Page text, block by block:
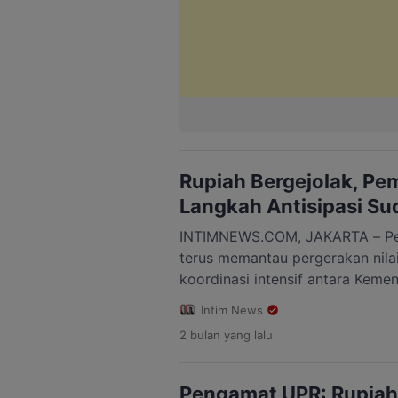
Rupiah Bergejolak,
Langkah Antisipasi
INTIMNEWS.COM, JAKARTA –
terus memantau pergerakan
koordinasi intensif antara
Indonesia (BI), dan Otoritas
Sekretaris Negara (Mensesneg)
mengatakan, pemerintah
keuangan sekaligus
Intim News
2 bulan yang lalu
Pengamat UPR: